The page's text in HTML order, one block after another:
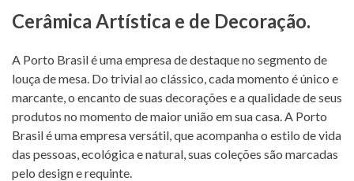
Cerâmica Artística e de Decoração.
A Porto Brasil é uma empresa de destaque no segmento de
louça de mesa. Do trivial ao clássico, cada momento é único e
marcante, o encanto de suas decorações e a qualidade de seus
produtos no momento de maior união em sua casa. A Porto
Brasil é uma empresa versátil, que acompanha o estilo de vida
das pessoas, ecológica e natural, suas coleções são marcadas
pelo design e requinte.